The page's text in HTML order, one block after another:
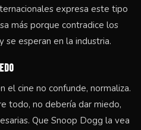
expresa este tipo
más porque contradice los
se esperan en la industria.
el cine no confunde, normaliza.
todo, no debería dar miedo,
Que Snoop Dogg la vea